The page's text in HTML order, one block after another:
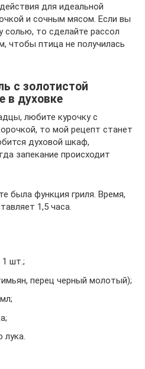
для идеальной
и сочным мясом. Если вы
солью, то сделайте рассол
чтобы птица не получилась
с золотистой
в духовке
любите курочку с
то мой рецепт станет
духовой шкаф,
запекание происходит
была функция гриля. Время,
1,5 часа.
шт.;
перец черный молотый);
лука.